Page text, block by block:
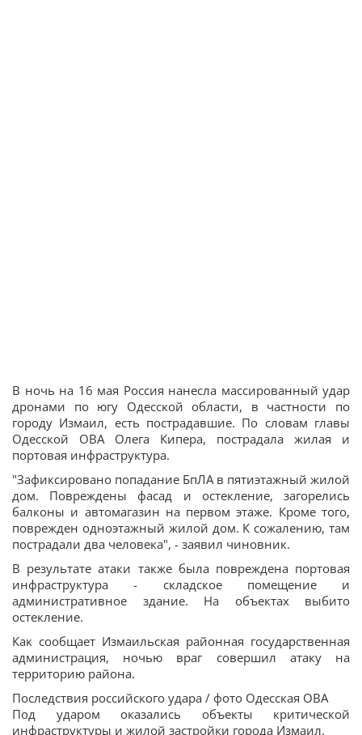
В ночь на 16 мая Россия нанесла массированный удар
дронами по югу Одесской области, в частности по
городу Измаил, есть пострадавшие. По словам главы
Одесской ОВА Олега Кипера, пострадала жилая и
портовая инфраструктура.
"Зафиксировано попадание БпЛА в пятиэтажный жилой
дом. Повреждены фасад и остекление, загорелись
балконы и автомагазин на первом этаже. Кроме того,
поврежден одноэтажный жилой дом. К сожалению, там
пострадали два человека", - заявил чиновник.
В результате атаки также была повреждена портовая
инфраструктура - складское помещение и
административное здание. На объектах выбито
остекление.
Как сообщает Измаильская районная государственная
администрация, ночью враг совершил атаку на
территорию района.
Последствия российского удара / фото Одесская ОВА
Под ударом оказались объекты критической
инфраструктуры и жилой застройки города Измаил.